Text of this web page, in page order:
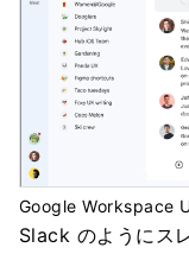
Google Workspace
Slack のようにス